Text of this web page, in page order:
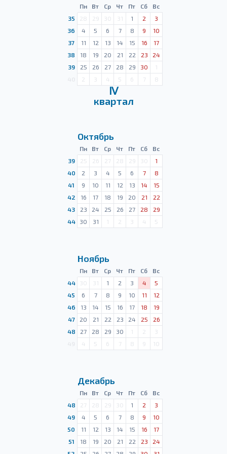
Пн Вт Ср Чт Пт Сб
Вс
35
28 29 30 31 1 2
3
36
4 5 6 7 8 9
10
37
11 12 13 14 15 16
17
38
18 19 20 21 22 23
24
39
25 26 27 28 29 30
1
2 3 4 5 6 7 8
Ⅳ
квартал
Октябрь
Пн Вт Ср Чт Пт Сб
Вс
39
25 26 27 28 29 30
1
40
2 3 4 5 6 7
8
41
9 10 11 12 13 14
15
42
16 17 18 19 20 21
22
43
23 24 25 26 27 28
29
44
30 31 1 2 3 4 5
Ноябрь
Пн Вт Ср Чт Пт Сб
Вс
44
30 31 1 2 3 4
5
45
6 7 8 9 10 11
12
46
13 14 15 16 17 18
19
47
20 21 22 23 24 25
26
48
27 28 29 30 1 2
3
4 5 6 7 8 9 10
Декабрь
Пн Вт Ср Чт Пт Сб
Вс
48
27 28 29 30 1 2
3
49
4 5 6 7 8 9
10
50
11 12 13 14 15 16
17
51
18 19 20 21 22 23
24